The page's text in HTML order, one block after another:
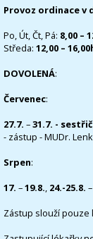
Provoz ordinace v
Po, Út, Čt, Pá: 8,00 –
Středa: 12,00 –
DOVOLENÁ:
Červenec:
27.7. –31.7. -
- zástup - MUDr.
Srpen:
17. –19.8., 24.-25.8.
Zástup slouží